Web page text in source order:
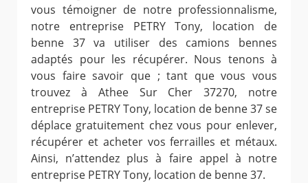
vous témoigner de notre professionnalisme,
notre entreprise PETRY Tony, location de
benne 37 va utiliser des camions bennes
adaptés pour les récupérer. Nous tenons à
vous faire savoir que ; tant que vous vous
trouvez à Athee Sur Cher 37270, notre
entreprise PETRY Tony, location de benne 37 se
déplace gratuitement chez vous pour enlever,
récupérer et acheter vos ferrailles et métaux.
Ainsi, n’attendez plus à faire appel à notre
entreprise PETRY Tony, location de benne 37.